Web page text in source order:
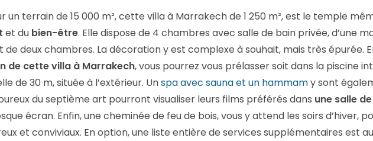
un terrain de 15 000 m², cette villa à Marrakech de 1 250 m², est le temple
et du bien-être. Elle dispose de 4 chambres avec salle de bain privée, d’une
de deux chambres. La décoration y est complexe à souhait, mais très épurée.
de cette villa à Marrakech, vous pourrez vous prélasser soit dans la piscine
de 30 m, située à l’extérieur. Unspa avec sauna et un hammamy sont
du septième art pourront visualiser leurs films préférés dans une salle
écran. Enfin, une cheminée de feu de bois, vous y attend les soirs d’hiver,
et conviviaux. En option, une liste entière de services supplémentaires est